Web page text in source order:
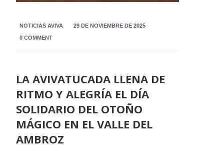
NOTICIAS AVIVA
29 DE NOVIEMBRE DE 2025
0 COMMENT
LA AVIVATUCADA LLENA DE
RITMO Y ALEGRÍA EL DÍA
SOLIDARIO DEL OTOÑO
MÁGICO EN EL VALLE DEL
AMBROZ